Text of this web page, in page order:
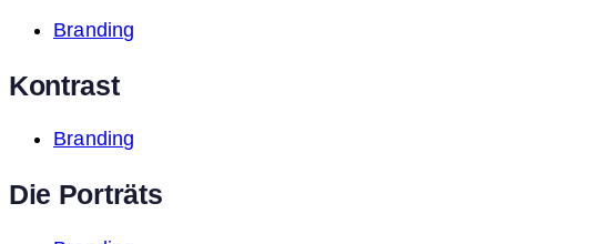
Branding
Kontrast
Branding
Die Porträts